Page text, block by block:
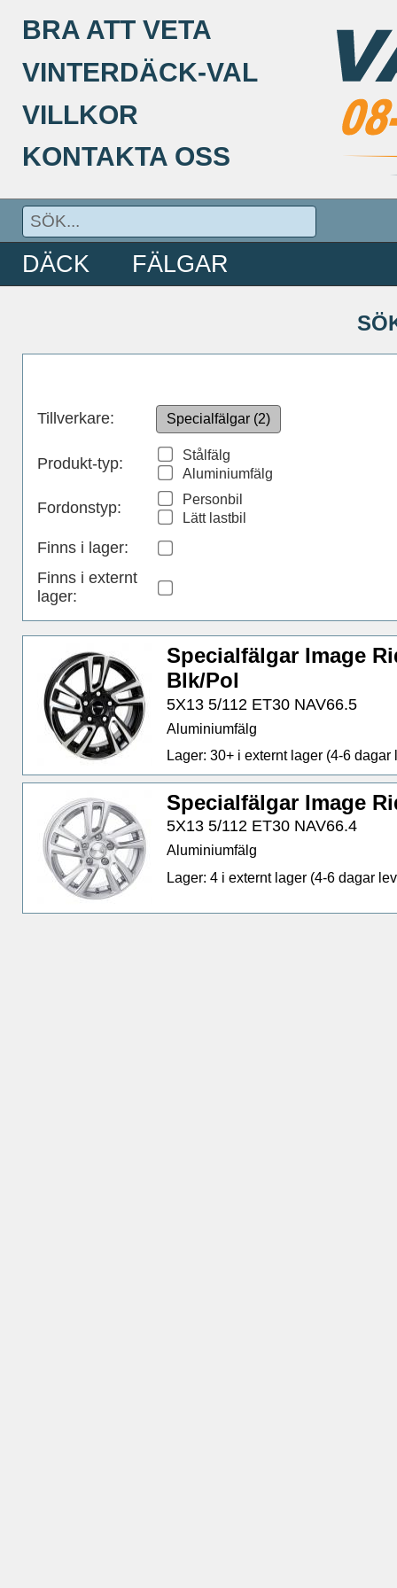
BRA ATT VETA
VINTERDÄCK-VAL
VILLKOR
KONTAKTA OSS
DÄCK FÄLGAR
Tillverkare: Specialfälgar (2)
Produkt-typ:
Stålfälg
Aluminiumfälg
Fordonstyp:
Personbil
Lätt lastbil
Finns i lager:
Finns i externt
lager:
Specialfälgar Image
Blk/Pol
5X13 5/112 ET30 NAV66.5
Aluminiumfälg
Lager: 30+ i externt lager (4-6 dagar
Specialfälgar Image
5X13 5/112 ET30 NAV66.4
Aluminiumfälg
Lager: 4 i externt lager (4-6 dagar